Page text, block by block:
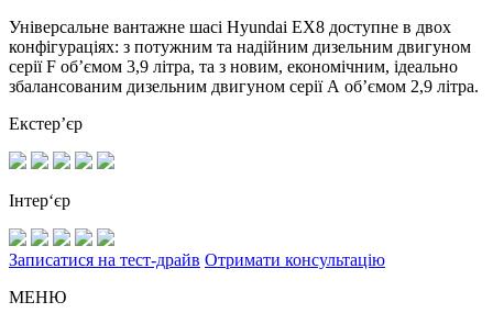
Універсальне вантажне шасі Hyundai EX8 доступне в двох
конфігураціях: з потужним та надійним дизельним двигуном
серії F об’ємом 3,9 літра, та з новим, економічним, ідеально
збалансованим дизельним двигуном серії А об’ємом 2,9 літра.
Екстер’єр
Інтер‘єр
Записатися на тест-драйв Отримати консультацію
МЕНЮ